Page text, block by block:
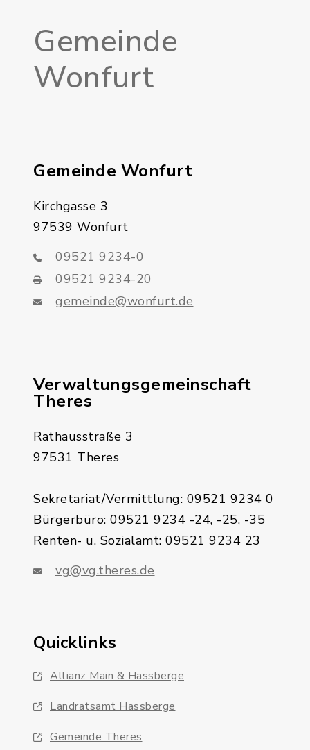
Gemeinde
Wonfurt
Gemeinde Wonfurt
Kirchgasse 3
97539 Wonfurt
09521 9234-0
09521 9234-20
gemeinde@wonfurt.de
Verwaltungsgemeinschaft
Theres
Rathausstraße 3
97531 Theres
Sekretariat/Vermittlung: 09521 9234 0
Bürgerbüro: 09521 9234 -24, -25, -35
Renten- u. Sozialamt: 09521 9234 23
vg@vg.theres.de
Quicklinks
Allianz Main & Hassberge
Landratsamt Hassberge
Gemeinde Theres